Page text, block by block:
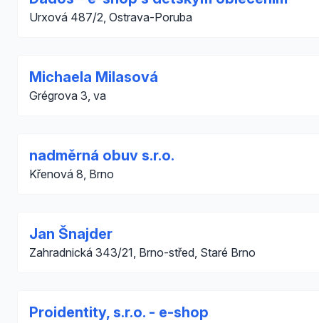
Urxová 487/2, Ostrava-Poruba
Michaela Milasová
Grégrova 3, va
nadměrná obuv s.r.o.
Křenová 8, Brno
Jan Šnajder
Zahradnická 343/21, Brno-střed, Staré Brno
Proidentity, s.r.o. - e-shop